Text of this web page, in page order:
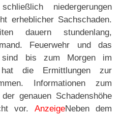
niedergerungen
erheblicher Sachschaden.
dauern stundenlang,
Feuerwehr und das
sind bis zum Morgen im
die Ermittlungen zur
Informationen zum
genauen Schadenshöhe
vor. AnzeigeNeben dem